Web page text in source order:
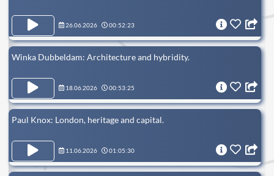
26.06.2026 00:52:23
Winka Dubbeldam: Architecture and hybridity.
18.06.2026 00:53:25
Paul Knox: London, heritage and capital.
11.06.2026 01:05:30